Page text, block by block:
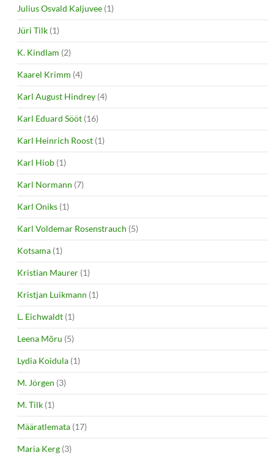
Julius Osvald Kaljuvee (1)
Jüri Tilk (1)
K. Kindlam (2)
Kaarel Krimm (4)
Karl August Hindrey (4)
Karl Eduard Sööt (16)
Karl Heinrich Roost (1)
Karl Hiob (1)
Karl Normann (7)
Karl Oniks (1)
Karl Voldemar Rosenstrauch (5)
Kotsama (1)
Kristian Maurer (1)
Kristjan Luikmann (1)
L. Eichwaldt (1)
Leena Mõru (5)
Lydia Koidula (1)
M. Jörgen (3)
M. Tilk (1)
Määratlemata (17)
Maria Kerg (3)